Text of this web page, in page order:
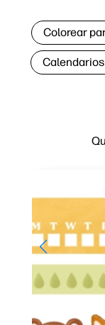
Colorear